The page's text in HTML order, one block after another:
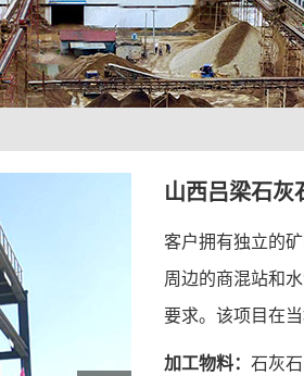
山西吕梁石灰
客户拥有独立的
周边的商混站和
要求。该项目在
加工物料： 石灰石